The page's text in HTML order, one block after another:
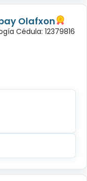
Olafxon
Cédula: 12379816